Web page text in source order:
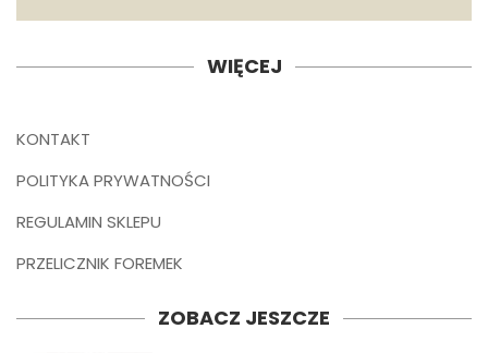
WIĘCEJ
KONTAKT
POLITYKA PRYWATNOŚCI
REGULAMIN SKLEPU
PRZELICZNIK FOREMEK
ZOBACZ JESZCZE